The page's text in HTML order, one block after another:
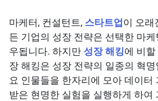
마케터, 컨설턴트, 스타트업이 오래
든 기업의 성장 전략은 선택한 마
우됩니다. 하지만 성장 해킹에 비
장 해킹은 성장 전략의 일종의 혁
요 인물들을 한자리에 모아 데이터
받은 현명한 실험을 실행하게 하여